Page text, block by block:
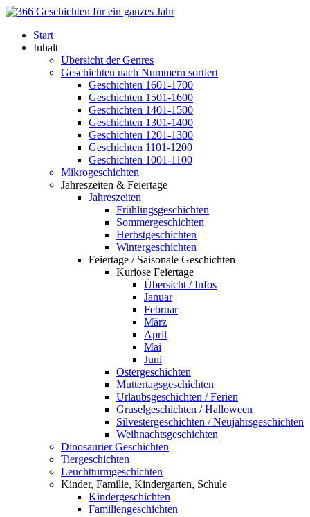
Start
Inhalt
Übersicht der Genres
Geschichten nach Nummern sortiert
Geschichten 1601-1700
Geschichten 1501-1600
Geschichten 1401-1500
Geschichten 1301-1400
Geschichten 1201-1300
Geschichten 1101-1200
Geschichten 1001-1100
Mikrogeschichten
Jahreszeiten & Feiertage
Jahreszeiten
Frühlingsgeschichten
Sommergeschichten
Herbstgeschichten
Wintergeschichten
Feiertage / Saisonale Geschichten
Kuriose Feiertage
Übersicht / Infos
Januar
Februar
März
April
Mai
Juni
Ostergeschichten
Muttertagsgeschichten
Urlaubsgeschichten / Ferien
Gruselgeschichten / Halloween
Silvestergeschichten / Neujahrsgeschichten
Weihnachtsgeschichten
Dinosaurier Geschichten
Tiergeschichten
Leuchtturmgeschichten
Kinder, Familie, Kindergarten, Schule
Kindergeschichten
Familiengeschichten